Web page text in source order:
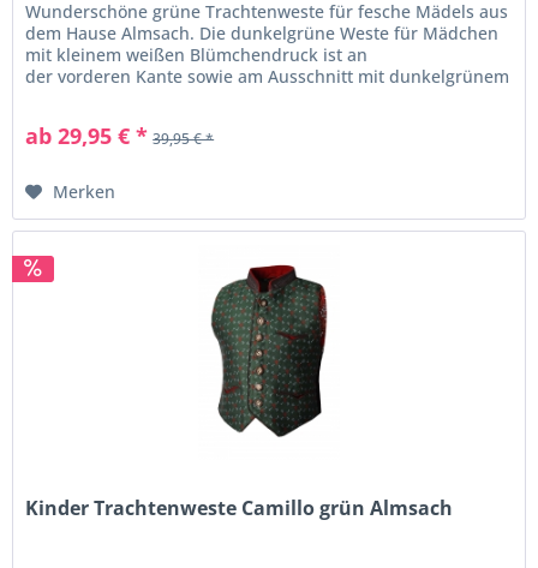
Wunderschöne grüne Trachtenweste für fesche Mädels aus
dem Hause Almsach. Die dunkelgrüne Weste für Mädchen
mit kleinem weißen Blümchendruck ist an
der vorderen Kante sowie am Ausschnitt mit dunkelgrünem
ab 29,95 € * 39,95 € *
Merken
Kinder Trachtenweste Camillo grün Almsach